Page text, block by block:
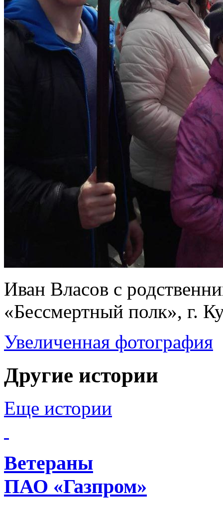
Иван Власов с
«Бессмертный полк», г.
Увеличенная фотография
Другие истории
Еще истории
Ветераны
ПАО «Газпром»